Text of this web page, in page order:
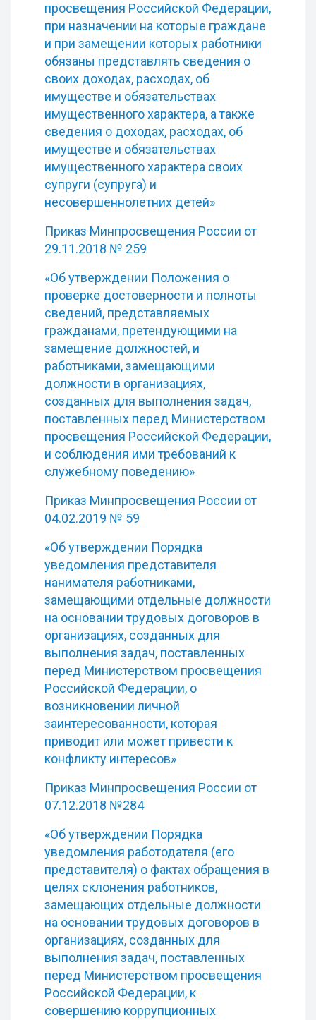
просвещения Российской Федерации,
при назначении на которые граждане
и при замещении которых работники
обязаны представлять сведения о
своих доходах, расходах, об
имуществе и обязательствах
имущественного характера, а также
сведения о доходах, расходах, об
имуществе и обязательствах
имущественного характера своих
супруги (супруга) и
несовершеннолетних детей»
Приказ Минпросвещения России от
29.11.2018 № 259
«Об утверждении Положения о
проверке достоверности и полноты
сведений, представляемых
гражданами, претендующими на
замещение должностей, и
работниками, замещающими
должности в организациях,
созданных для выполнения задач,
поставленных перед Министерством
просвещения Российской Федерации,
и соблюдения ими требований к
служебному поведению»
Приказ Минпросвещения России от
04.02.2019 № 59
«Об утверждении Порядка
уведомления представителя
нанимателя работниками,
замещающими отдельные должности
на основании трудовых договоров в
организациях, созданных для
выполнения задач, поставленных
перед Министерством просвещения
Российской Федерации, о
возникновении личной
заинтересованности, которая
приводит или может привести к
конфликту интересов»
Приказ Минпросвещения России от
07.12.2018 №284
«Об утверждении Порядка
уведомления работодателя (его
представителя) о фактах обращения в
целях склонения работников,
замещающих отдельные должности
на основании трудовых договоров в
организациях, созданных для
выполнения задач, поставленных
перед Министерством просвещения
Российской Федерации, к
совершению коррупционных